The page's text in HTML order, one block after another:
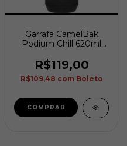
Garrafa CamelBak
Podium Chill 620ml
Isolamento Térmico)
R$119,00
R$109,48 com Boleto